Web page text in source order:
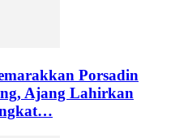
Porsadin
Ajang Lahirkan